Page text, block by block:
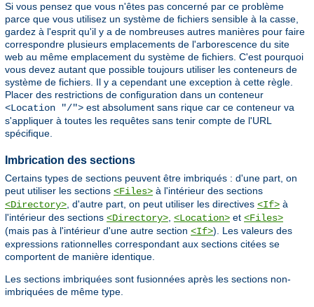
Si vous pensez que vous n'êtes pas concerné par ce problème
parce que vous utilisez un système de fichiers sensible à la casse,
gardez à l'esprit qu'il y a de nombreuses autres manières pour faire
correspondre plusieurs emplacements de l'arborescence du site
web au même emplacement du système de fichiers. C'est pourquoi
vous devez autant que possible toujours utiliser les conteneurs de
système de fichiers. Il y a cependant une exception à cette règle.
Placer des restrictions de configuration dans un conteneur
<Location "/"> est absolument sans rique car ce conteneur va
s'appliquer à toutes les requêtes sans tenir compte de l'URL
spécifique.
Imbrication des sections
Certains types de sections peuvent être imbriqués : d'une part, on
peut utiliser les sections <Files> à l'intérieur des sections
<Directory> , d'autre part, on peut utiliser les directives <If> à
l'intérieur des sections <Directory> <Location> et <Files>
(mais pas à l'intérieur d'une autre section <If>). Les valeurs des
expressions rationnelles correspondant aux sections citées se
comportent de manière identique.
Les sections imbriquées sont fusionnées après les sections non-
imbriquées de même type.